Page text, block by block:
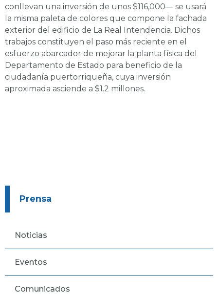
conllevan una inversión de unos $116,000— se usará
la misma paleta de colores que compone la fachada
exterior del edificio de La Real Intendencia. Dichos
trabajos constituyen el paso más reciente en el
esfuerzo abarcador de mejorar la planta física del
Departamento de Estado para beneficio de la
ciudadanía puertorriqueña, cuya inversión
aproximada asciende a $1.2 millones.
Prensa
Noticias
Eventos
Comunicados